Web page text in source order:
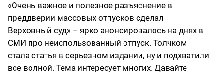
«Очень важное и полезное разъяснение в
преддверии массовых отпусков сделал
Верховный суд» – ярко анонсировалось на днях в
СМИ про неиспользованный отпуск. Толчком
стала статья в серьезном издании, ну и подхватили
все волной. Тема интересует многих. Давайте